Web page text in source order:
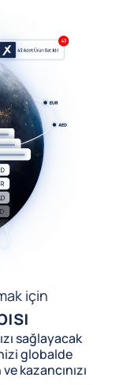
için
sağlayacak
globalde
kazancınızı